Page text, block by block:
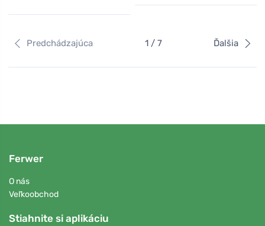
Predchádzajúca 1 / 7 Ďalšia
Ferwer
O nás
Veľkoobchod
Stiahnite si aplikáciu